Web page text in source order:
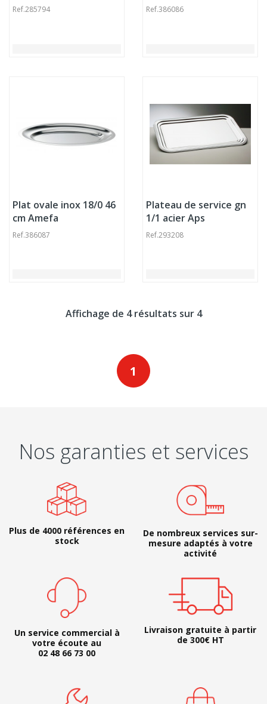
Ref.285794 Ref.386086
Plat ovale inox 18/0 46
cm Amefa
Ref.386087
Plateau de service gn
1/1 acier Aps
Ref.293208
Affichage de 4 résultats sur 4
1
Nos garanties et services
Plus de 4000 références en
stock
De nombreux services sur-
mesure adaptés à votre
activité
Un service commercial à
votre écoute au
02 48 66 73 00
Livraison gratuite à partir
de 300€ HT